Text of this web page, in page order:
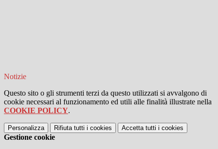
Notizie
Questo sito o gli strumenti terzi da questo utilizzati si avvalgono di
cookie necessari al funzionamento ed utili alle finalità illustrate nella
COOKIE POLICY.
Personalizza Rifiuta tutti i cookies Accetta tutti i cookies
Gestione cookie